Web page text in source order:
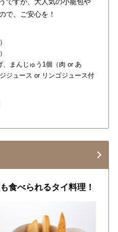
ですが、大人気の小籠包や
で、ご安心を！
、まんじゅう1個（肉 or あ
ジュース or リンゴジュース付
食べられるタイ料理！